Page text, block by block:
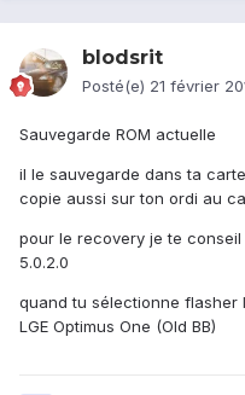
blodsrit
Posté(e) 21 février
Sauvegarde ROM actuelle
il le sauvegarde dans ta
copie aussi sur ton ordi au
pour le recovery je te
5.0.2.0
quand tu sélectionne
LGE Optimus One (Old BB)